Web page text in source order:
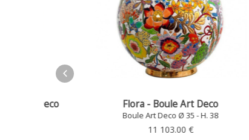
Flora - Boule Art Deco
Boule Art Deco Ø 35 - H. 38
11 103.00 €